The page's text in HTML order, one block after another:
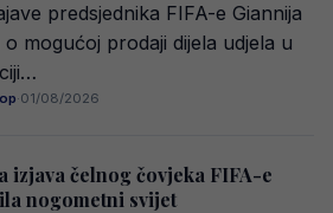
predsjednika FIFA-e Giannija
mogućoj prodaji dijela udjela u
·01/08/2026
izjava čelnog čovjeka FIFA-e
nogometni svijet